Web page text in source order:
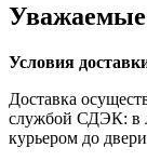
Уважаемые
Условия
Доставка
службой СДЭК: в
курьером до